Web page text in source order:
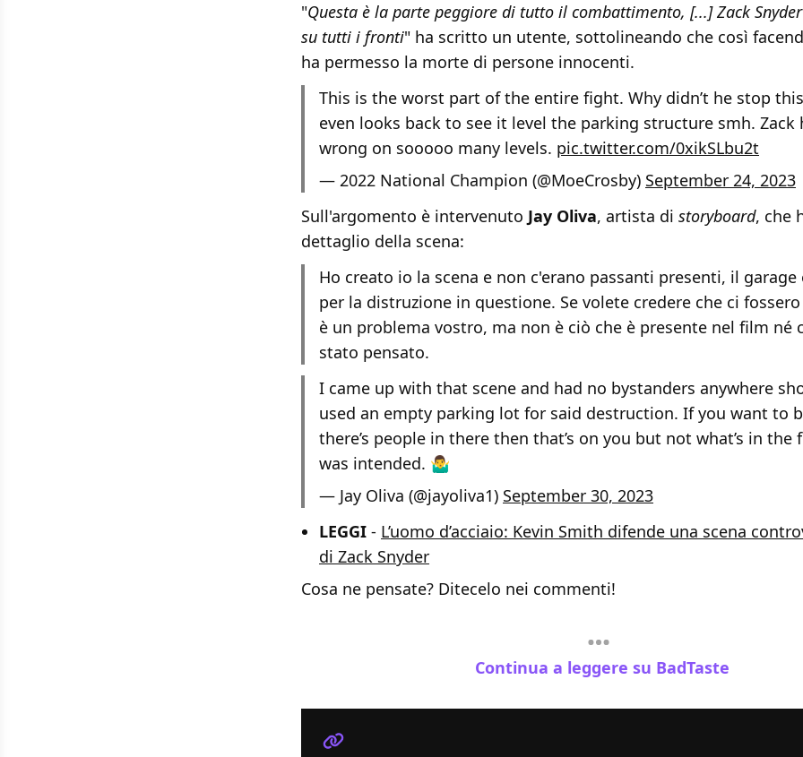
"Questa è la parte peggiore di tutto il combattimento, [...] Zack
su tutti i fronti" ha scritto un utente, sottolineando che così
ha permesso la morte di persone innocenti.
This is the worst part of the entire fight. Why didn’t he stop
even looks back to see it level the parking structure smh. Zack
wrong on sooooo many levels. pic.twitter.com/0xikSLbu2t
— 2022 National Champion (@MoeCrosby) September 24, 2023
Sull'argomento è intervenuto Jay Oliva, artista di storyboard, che
dettaglio della scena:
Ho creato io la scena e non c'erano passanti presenti, il garage
per la distruzione in questione. Se volete credere che ci
è un problema vostro, ma non è ciò che è presente nel film né
stato pensato.
I came up with that scene and had no bystanders anywhere
used an empty parking lot for said destruction. If you want to
there’s people in there then that’s on you but not what’s in the
was intended. 🤷‍♂️
— Jay Oliva (@jayoliva1) September 30, 2023
LEGGI - L’uomo d’acciaio: Kevin Smith difende una scena
di Zack Snyder
Cosa ne pensate? Ditecelo nei commenti!
Continua a leggere su BadTaste